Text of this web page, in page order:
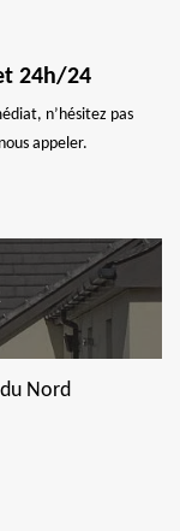
24h/24
n’hésitez pas
appeler.
Nord